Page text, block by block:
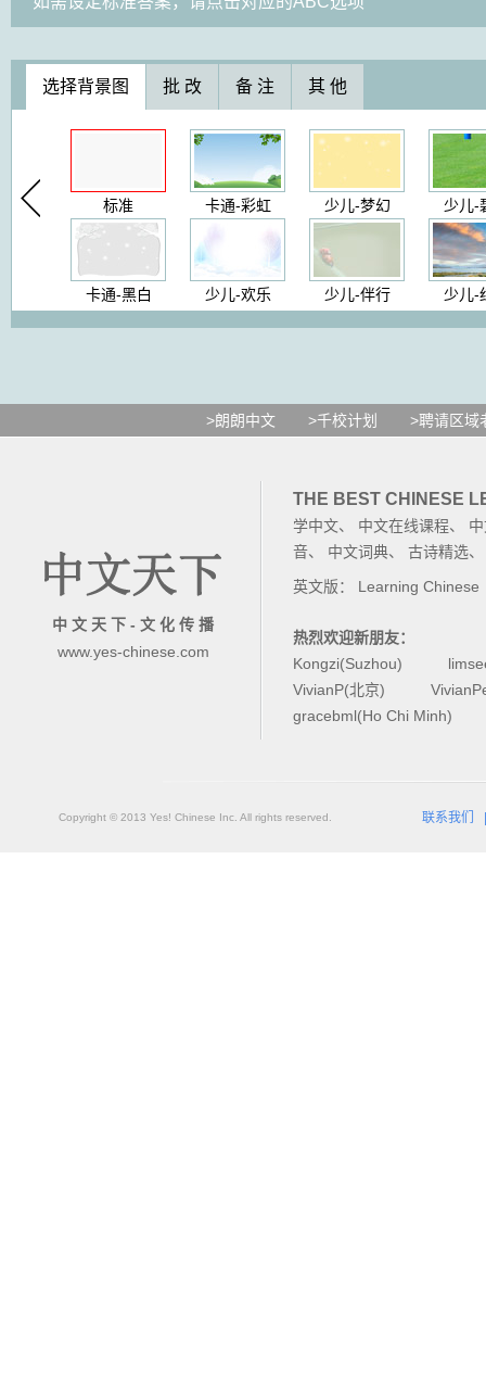
选择背景图 批 改 备 注 其 他
标准
卡通-黑白
卡通-彩虹
少儿-欢乐
少儿-梦幻
少儿-伴行
少儿-
少儿-
>朗朗中文 >千校计划 >聘请区域
中 文 天 下 - 文 化 传 播
www.yes-chinese.com
THE BEST CHINESE
学中文、 中文在线课程、
音、 中文词典、 古诗精选
英文版： Learning Chinese
热烈欢迎新朋友：
Kongzi(Suzhou)
VivianP(北京)
gracebml(Ho Chi Minh)
Copyright © 2013 Yes! Chinese Inc. All rights reserved. 联系我们